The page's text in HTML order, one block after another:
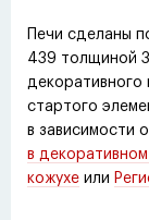
Печи сделаны
439 толщиной
декоративного
стартого
в зависимости
в
кожухе или